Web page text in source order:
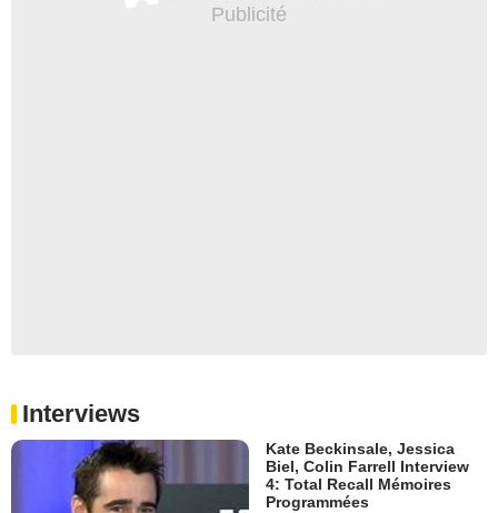
Interviews
Kate Beckinsale, Jessica
Biel, Colin Farrell Interview
4: Total Recall Mémoires
Programmées